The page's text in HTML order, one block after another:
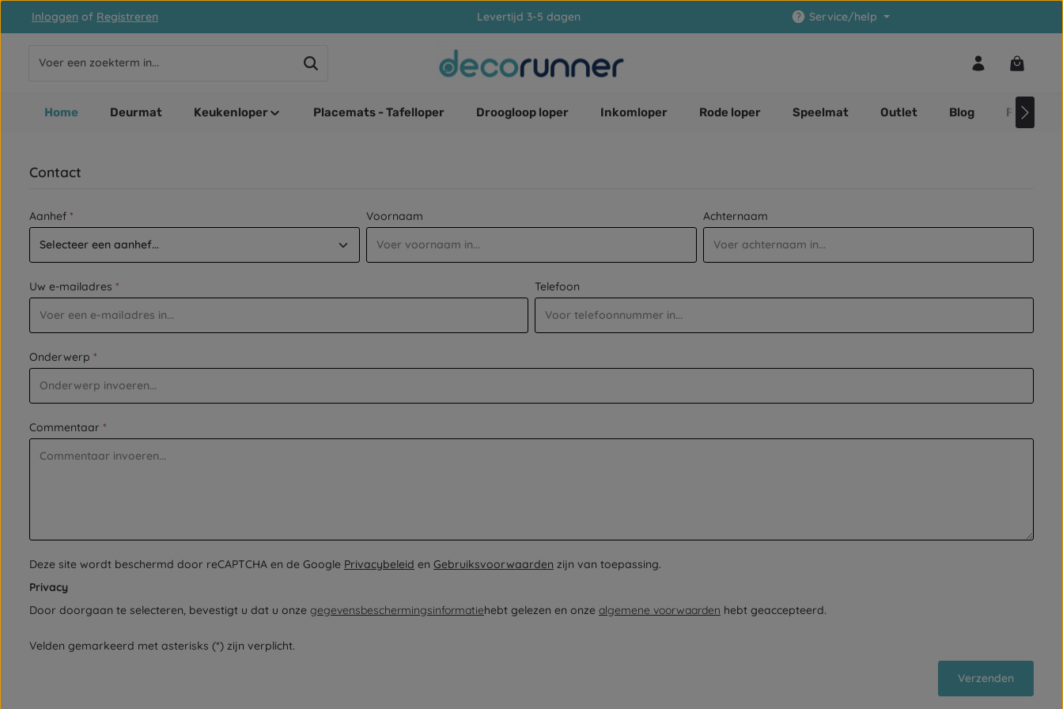
de hoofdinhoud
Ga naar de zoekopdracht
Ga naar de hoofdnavigatie
Inloggen of Registreren Levertijd 3-5 dagen Service/help
Home Deurmat Keukenloper Placemats - Tafelloper Droogloop loper Inkomloper Rode loper Speelmat Outlet Blog Faq
Contact
Aanhef * Voornaam Achternaam
Uw e-mailadres * Telefoon
Onderwerp *
Commentaar *
Deze site wordt beschermd door reCAPTCHA en de Google Privacybeleid en Gebruiksvoorwaarden zijn van toepassing.
Privacy
Door doorgaan te selecteren, bevestigt u dat u onze gegevensbeschermingsinformatiehebt gelezen en onze algemene voorwaarden hebt geaccepteerd.
Velden gemarkeerd met asterisks (*) zijn verplicht.
Verzenden